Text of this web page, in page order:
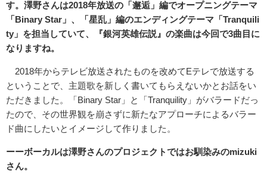
す。澤野さんは2018年放送の「邂逅」編でオープニングテーマ
「Binary Star 」、「星乱」編のエンディングテーマ「Tranquili
ty 」を担当していて、『銀河英雄伝説』の楽曲は今回で3曲目に
なりますね。
2018年からテレビ放送されたものを改めてEテレで放送する
ということで、主題歌を新しく書いてもらえないかとお話をい
ただきました。「Binary Star」と「Tranquility」がバラードだっ
たので、その世界観を崩さずに新たなアプローチによるバラー
ド曲にしたいとイメージして作りました。
ーーボーカルは澤野さんのプロジェクトではお馴染みのmizuki
さん。